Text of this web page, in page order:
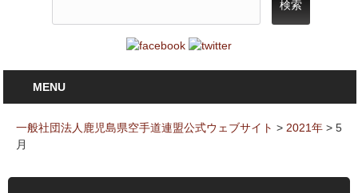
MENU
一般社団法人鹿児島県空手道連盟公式ウェブサイト > 2021年 > 5
月